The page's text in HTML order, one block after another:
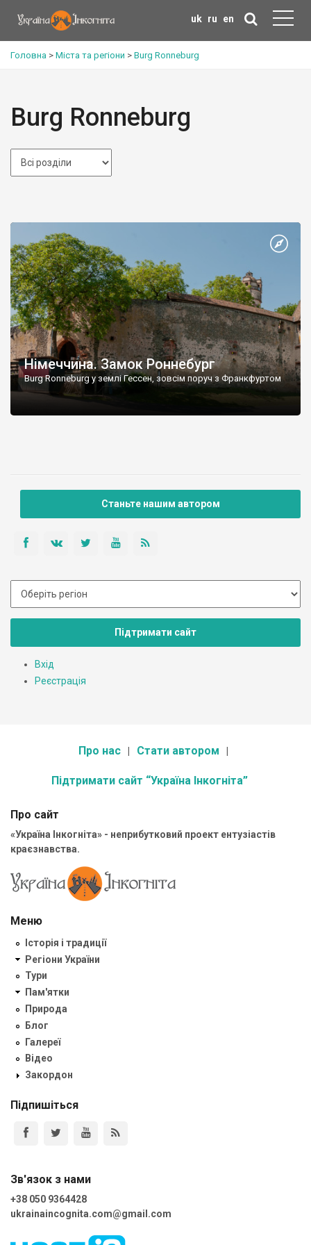
uk ru en
Головна > Міста та регіони > Burg Ronneburg
Burg Ronneburg
Німеччина. Замок Роннебург
Burg Ronneburg у землі Гессен, зовсім поруч з Франкфуртом
Станьте нашим автором
Підтримати сайт
Вхід
Реєстрація
Про нас Стати автором
Підтримати сайт “Україна Інкогніта”
Про сайт
«Україна Інкогніта» - неприбутковий проект ентузіастів
краєзнавства.
Меню
Історія і традиції
Регіони України
Тури
Пам'ятки
Природа
Блог
Галереї
Відео
Закордон
Підпишіться
Зв'язок з нами
+38 050 9364428
ukrainaincognita.com@gmail.com